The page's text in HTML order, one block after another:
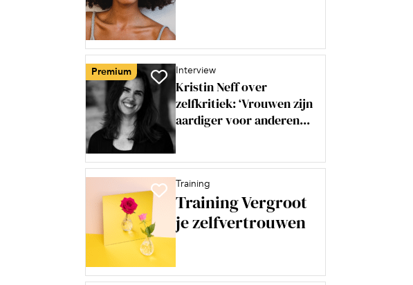
Premium Interview
Kristin Neff over
zelfkritiek: ‘Vrouwen zijn
aardiger voor anderen...
Training
Training Vergroot
je zelfvertrouwen